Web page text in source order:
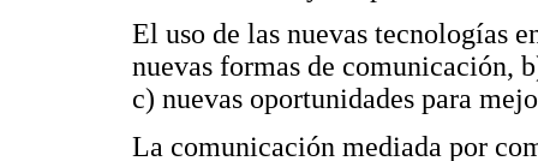
El uso de las nuevas tecnologías
nuevas formas de comunicación,
c) nuevas oportunidades para
La comunicación mediada por